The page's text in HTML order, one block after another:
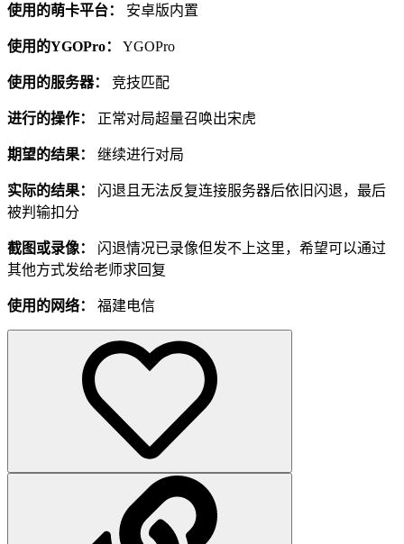
使用的萌卡平台： 安卓版内置
使用的YGOPro： YGOPro
使用的服务器： 竞技匹配
进行的操作： 正常对局超量召唤出宋虎
期望的结果： 继续进行对局
实际的结果：
闪退且无法反复连接服务器后依旧闪退，最后
被判输扣分
截图或录像：
闪退情况已录像但发不上这里，希望可以通过
其他方式发给老师求回复
使用的网络： 福建电信